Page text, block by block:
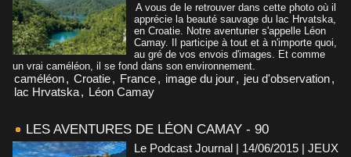
A vous de le retrouver dans cette photo où il
apprécie la beauté sauvage du lac Hrvatska,
en Croatie. Notre aventurier s'appelle Léon
Camay. Il participe à tout et à n'importe quoi,
au gré de vos envois d'images. Et comme
un vrai caméléon, il se fond dans son environnement.
caméléon, Croatie, France, image du jour, jeu d'observation,
lac Hrvatska, Léon Camay
LES AVENTURES DE LÉON CAMAY - 90
Le Podcast Journal | 14/06/2015 | JEUX